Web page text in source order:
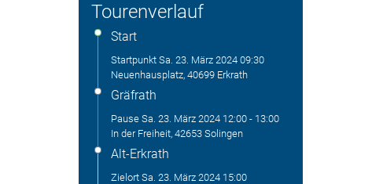
Tourenverlauf
Start
Startpunkt Sa. 23. März 2024 09:30
Neuenhausplatz, 40699 Erkrath
Gräfrath
Pause Sa. 23. März 2024 12:00 - 13:00
In der Freiheit, 42653 Solingen
Alt-Erkrath
Zielort Sa. 23. März 2024 15:00